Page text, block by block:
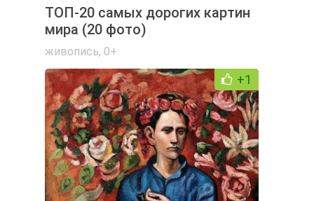
ТОП-20 самых дорогих картин
мира (20 фото)
живопись, 0+
+1